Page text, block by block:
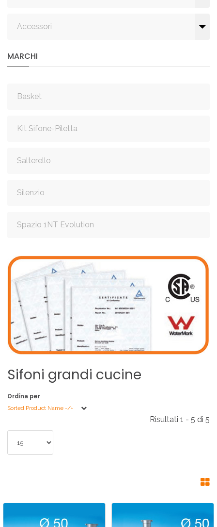
Accessori
MARCHI
Basket
Kit Sifone-Piletta
Salterello
Silenzio
Spazio 1NT Evolution
Sifoni grandi cucine
Ordina per
Sorted Product Name -/+
Risultati 1 - 5 di 5